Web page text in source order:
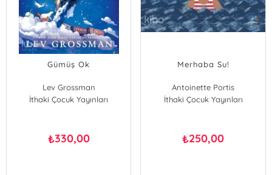
Gümüş Ok
Lev Grossman
İthaki Çocuk Yayınları
₺330,00
Merhaba Su!
Antoinette Portis
İthaki Çocuk Yayınları
₺250,00